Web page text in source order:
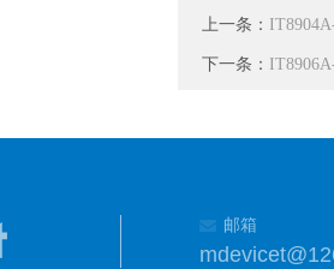
上一条：
下一条：
邮箱